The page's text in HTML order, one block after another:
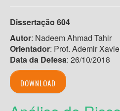
Dissertação 604
Autor: Nadeem Ahmad Tahir
Orientador: Prof. Ademir
Data da Defesa: 26/10/2018
DOWNLOAD